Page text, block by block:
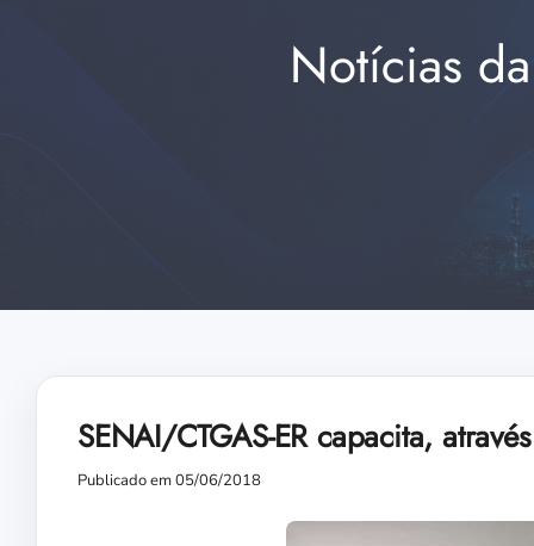
Notícias
SENAI/CTGAS-ER capacita,
Publicado em 05/06/2018